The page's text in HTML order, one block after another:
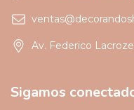
Av. Federico
Sigamos